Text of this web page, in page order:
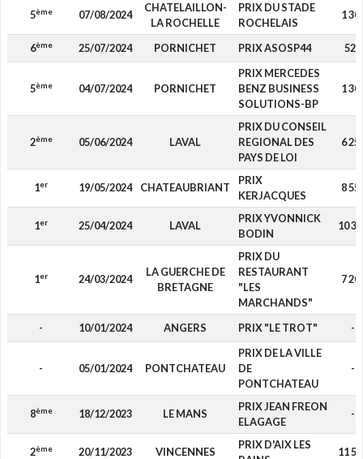
5ème 07/08/2024
CHATELAILLON-
LA ROCHELLE
PRIX DU STADE
ROCHELAIS
1
6ème 25/07/2024 PORNICHET PRIX ASOSP44 520
5ème 04/07/2024 PORNICHET
PRIX MERCEDES
BENZ BUSINESS
SOLUTIONS-BP
1
2ème 05/06/2024 LAVAL
PRIX DU CONSEIL
REGIONAL DES
PAYS DE LOI
6
1er 19/05/2024 CHATEAUBRIANT
PRIX
KERJACQUES
8
1er 25/04/2024 LAVAL
PRIX YVONNICK
BODIN
10
1er 24/03/2024
LA GUERCHE DE
BRETAGNE
PRIX DU
RESTAURANT
"LES
MARCHANDS"
7
- 10/01/2024 ANGERS PRIX "LE TROT" -
- 05/01/2024 PONTCHATEAU
PRIX DE LA VILLE
DE
PONTCHATEAU
-
8ème 18/12/2023 LE MANS
PRIX JEAN FREON
ELAGAGE
-
2ème 20/11/2023 VINCENNES
PRIX D'AIX LES
11